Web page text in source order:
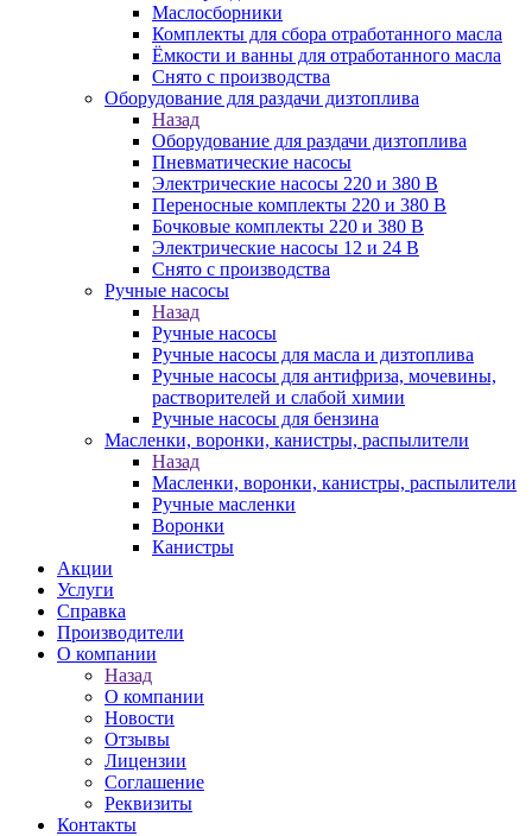
Маслосборники
Комплекты для сбора отработанного масла
Ёмкости и ванны для отработанного масла
Снято с производства
Оборудование для раздачи дизтоплива
Назад
Оборудование для раздачи дизтоплива
Пневматические насосы
Электрические насосы 220 и 380 В
Переносные комплекты 220 и 380 В
Бочковые комплекты 220 и 380 В
Электрические насосы 12 и 24 В
Снято с производства
Ручные насосы
Назад
Ручные насосы
Ручные насосы для масла и дизтоплива
Ручные насосы для антифриза, мочевины,
растворителей и слабой химии
Ручные насосы для бензина
Масленки, воронки, канистры, распылители
Назад
Масленки, воронки, канистры, распылители
Ручные масленки
Воронки
Канистры
Акции
Услуги
Справка
Производители
О компании
Назад
О компании
Новости
Отзывы
Лицензии
Соглашение
Реквизиты
Контакты